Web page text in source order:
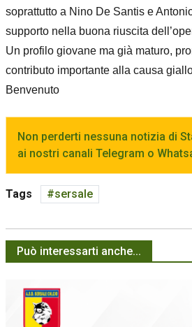
soprattutto a Nino De Santis e
supporto nella buona riuscita
Un profilo giovane ma già maturo,
contributo importante alla causa
Benvenuto
Non perderti nessuna notizia di
ai nostri canali Telegram o
Tags sersale
Può interessarti anche...